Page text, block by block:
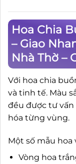
Hoa Chia
– Giao
Nhà Thờ –
Với hoa chia
và tinh tế. Màu
đều được tư vấn
hóa từng vùng.
Một số mẫu
Vòng hoa